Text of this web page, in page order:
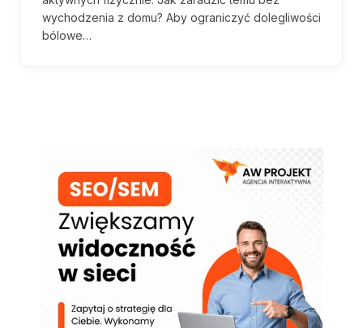
wychodzenia z domu? Aby ograniczyć dolegliwości
bólowe…